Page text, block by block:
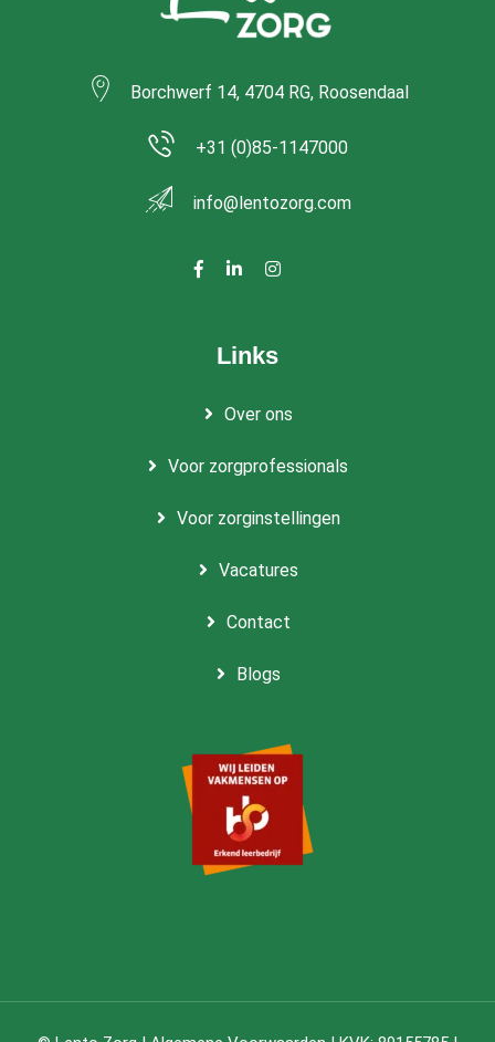
Borchwerf 14, 4704 RG, Roosendaal
+31 (0)85-1147000
info@lentozorg.com
Links
Over ons
Voor zorgprofessionals
Voor zorginstellingen
Vacatures
Contact
Blogs